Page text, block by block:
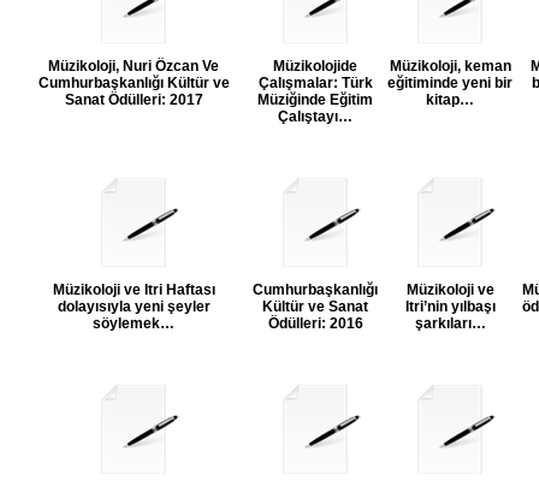
Müzikoloji, Nuri Özcan Ve
Cumhurbaşkanlığı Kültür ve
Sanat Ödülleri: 2017
Müzikolojide
Çalışmalar: Türk
Müziğinde Eğitim
Çalıştayı…
Müzikoloji, keman
eğitiminde yeni bir
kitap…
Müzikoloji ve Itri Haftası
dolayısıyla yeni şeyler
söylemek…
Cumhurbaşkanlığı
Kültür ve Sanat
Ödülleri: 2016
Müzikoloji ve
Itri’nin yılbaşı
şarkıları…